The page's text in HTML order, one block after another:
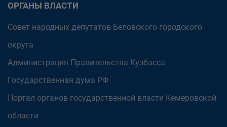
ОРГАНЫ ВЛАСТИ
Совет народных депутатов Беловского городского
округа
Администрация Правительства Кузбасса
Государственная дума РФ
Портал органов государственной власти Кемеровской
области